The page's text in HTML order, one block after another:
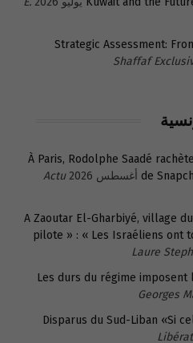
Strategic Assessment:
Shaffaf
À Paris, Rodolphe Saadé
de
Actu
A Zaoutar El-Gharbiyé, village
pilote » : « Les Israéliens ont
Laure
Les durs du régime
Georges
Disparus du Sud-Liban «Si